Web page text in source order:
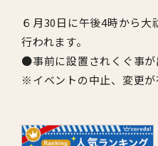
６月30日に午後4時から
行われます。
●事前に設置されくぐ事が
※イベントの中止、変更が